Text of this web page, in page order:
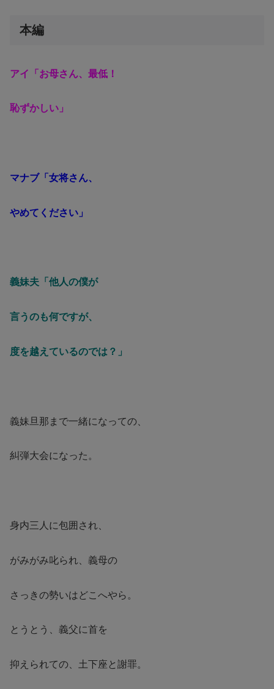
本編
アイ「お母さん、最低！
恥ずかしい」
マナブ「女将さん、
やめてください」
義妹夫「他人の僕が
言うのも何ですが、
度を越えているのでは？」
義妹旦那まで一緒になっての、
糾弾大会になった。
身内三人に包囲され、
がみがみ叱られ、義母の
さっきの勢いはどこへやら。
とうとう、義父に首を
抑えられての、土下座と謝罪。